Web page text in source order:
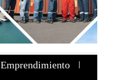
Emprendimiento